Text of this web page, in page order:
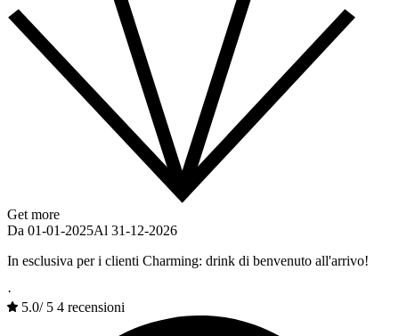
Get more
Da 01-01-2025Al 31-12-2026
In esclusiva per i clienti Charming: drink di benvenuto all'arrivo!
·
5.0/ 5 4 recensioni